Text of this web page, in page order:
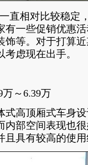
直相对比较稳定
有一些促销优惠
饰等。对于打算
虑现在出手。
～6.39万
式高顶厢式车身
内部空间表现也
且具有较高的使